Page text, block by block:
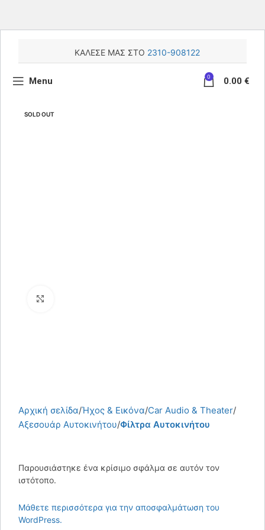
ΚΑΛΕΣΕ ΜΑΣ ΣΤΟ 2310-908122
Menu 0 0.00 €
SOLD OUT
Αρχική σελίδα Ήχος & Εικόνα Car Audio & Theater
Αξεσουάρ Αυτοκινήτου Φίλτρα Αυτοκινήτου
Παρουσιάστηκε ένα κρίσιμο σφάλμα σε αυτόν τον
ιστότοπο.
Μάθετε περισσότερα για την αποσφαλμάτωση του
WordPress.